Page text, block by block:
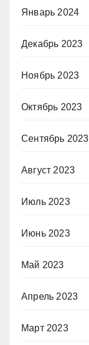
Январь 2024
Декабрь 2023
Ноябрь 2023
Октябрь 2023
Сентябрь 2023
Август 2023
Июль 2023
Июнь 2023
Май 2023
Апрель 2023
Март 2023